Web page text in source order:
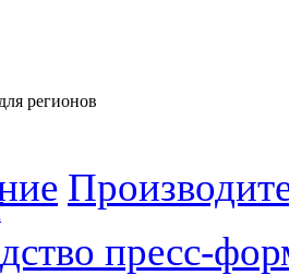
регионов
пресс-